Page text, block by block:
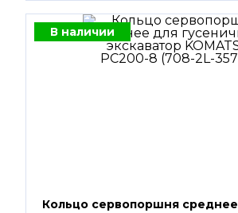
В наличии
Кольцо сервопоршня среднее